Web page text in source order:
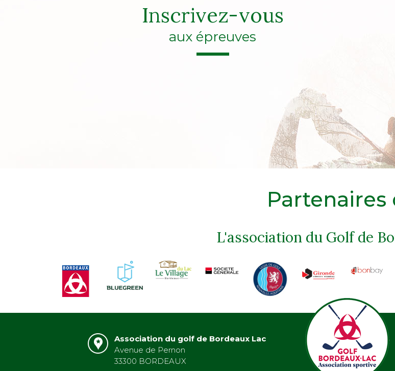
Inscrivez-vous
aux épreuves
Partenaires
L'association du Golf de
Association du golf de Bordeaux Lac
Avenue de Pernon
33300 BORDEAUX